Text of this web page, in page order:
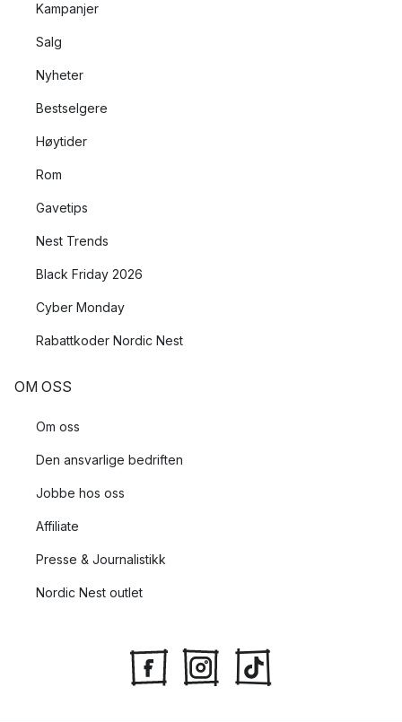
støt og slag svært godt, noe som er praktisk for et
produkt som man ofte tar med seg ut.
Kampanjer
Salg
Nyheter
Bestselgere
Høytider
Rom
Gavetips
Nest Trends
Black Friday 2026
Cyber Monday
Rabattkoder Nordic Nest
OM OSS
Om oss
Den ansvarlige bedriften
Jobbe hos oss
Affiliate
Presse & Journalistikk
Nordic Nest outlet